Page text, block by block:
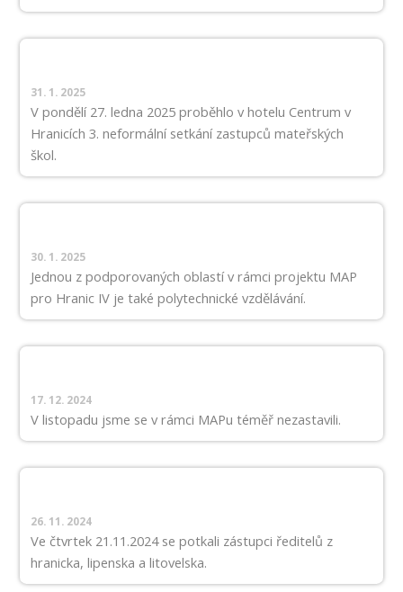
31. 1. 2025
V pondělí 27. ledna 2025 proběhlo v hotelu Centrum v
Hranicích 3. neformální setkání zastupců mateřských
škol.
30. 1. 2025
Jednou z podporovaných oblastí v rámci projektu MAP
pro Hranic IV je také polytechnické vzdělávání.
17. 12. 2024
V listopadu jsme se v rámci MAPu téměř nezastavili.
26. 11. 2024
Ve čtvrtek 21.11.2024 se potkali zástupci ředitelů z
hranicka, lipenska a litovelska.